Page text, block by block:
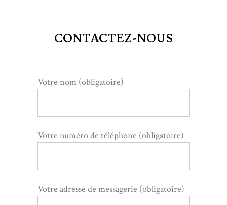
CONTACTEZ-NOUS
Votre nom (obligatoire)
Votre numéro de téléphone (obligatoire)
Votre adresse de messagerie (obligatoire)